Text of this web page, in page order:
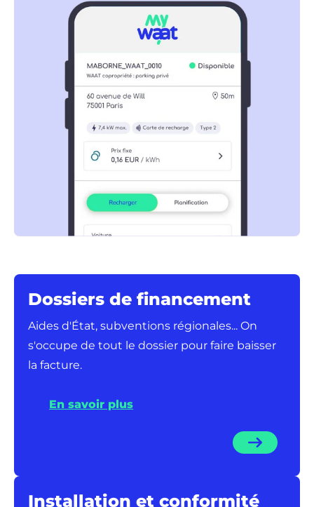
Dossiers de financement
Aides d'État, subventions régionales... On
s'occupe de tout le dossier pour faire baisser
la facture.
En savoir plus
Installation et conformité